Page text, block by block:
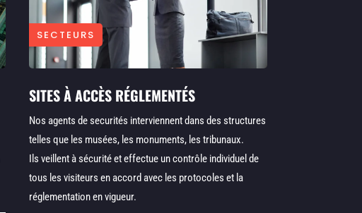
SECTEURS
SITES À ACCÈS RÉGLEMENTÉS
Nos agents de securités interviennent dans des structures
telles que les musées, les monuments, les tribunaux.
Ils veillent à sécurité et effectue un contrôle individuel de
tous les visiteurs en accord avec les protocoles et la
réglementation en vigueur.